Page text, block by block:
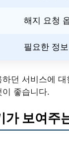
해지 요청
필요한 정
던 서비스에
좋습니다.
가 보여주